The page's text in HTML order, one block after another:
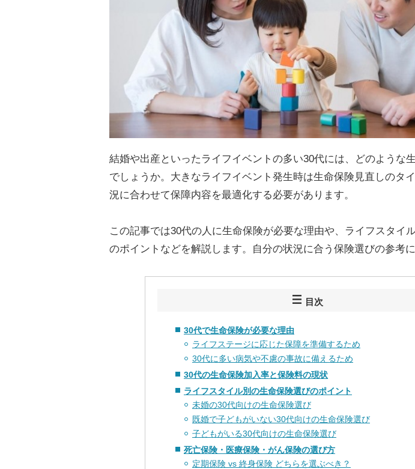
結婚や出産といったライフイベントの多い30代には、どのような
でしょうか。大きなライフイベント発生時は生命保険見直しのタ
況に合わせて保障内容を最適化する必要があります。
この記事では30代の人に生命保険が必要な理由や、ライフスタイ
のポイントなどを解説します。自分の状況に合う保険選びの参考に
目次
30代で生命保険が必要な理由
ライフステージに応じた保障を準備するため
30代に多い病気や不慮の事故に備えるため
30代の生命保険加入率と保険料の現状
ライフスタイル別の生命保険選びのポイント
未婚の30代向けの生命保険選び
既婚で子どもがいない30代向けの生命保険選び
子どもがいる30代向けの生命保険選び
死亡保険・医療保険・がん保険の選び方
定期保険 vs 終身保険 どちらを選ぶべき？